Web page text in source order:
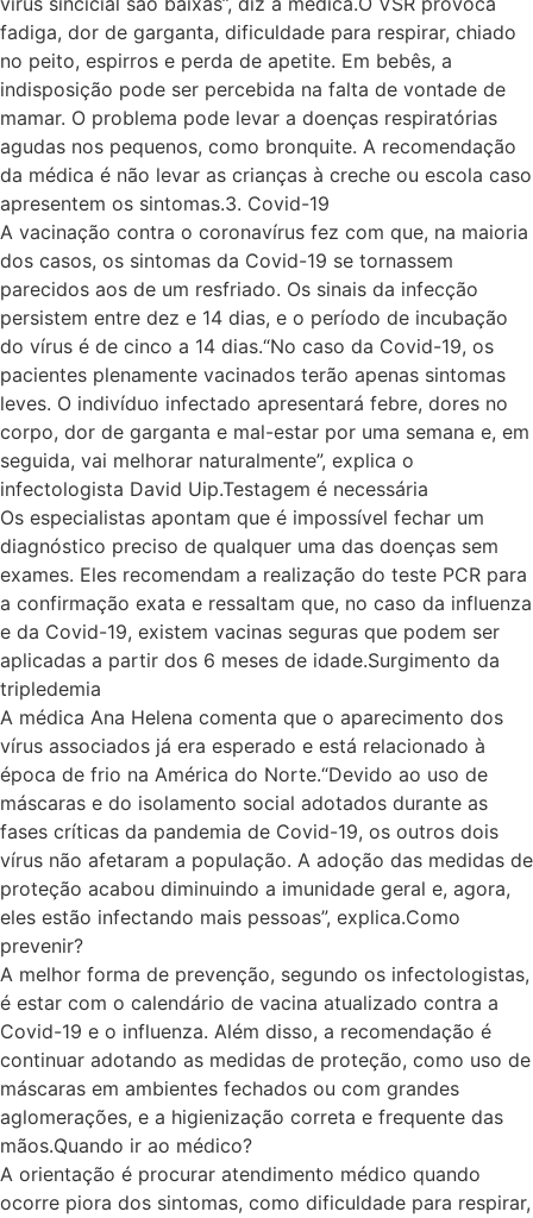
fadiga, dor de garganta, dificuldade para respirar, chiado
no peito, espirros e perda de apetite. Em bebês, a
indisposição pode ser percebida na falta de vontade de
mamar. O problema pode levar a doenças respiratórias
agudas nos pequenos, como bronquite. A recomendação
da médica é não levar as crianças à creche ou escola caso
apresentem os sintomas.3. Covid-19
A vacinação contra o coronavírus fez com que, na maioria
dos casos, os sintomas da Covid-19 se tornassem
parecidos aos de um resfriado. Os sinais da infecção
persistem entre dez e 14 dias, e o período de incubação
do vírus é de cinco a 14 dias.“No caso da Covid-19, os
pacientes plenamente vacinados terão apenas sintomas
leves. O indivíduo infectado apresentará febre, dores no
corpo, dor de garganta e mal-estar por uma semana e, em
seguida, vai melhorar naturalmente”, explica o
infectologista David Uip.Testagem é necessária
Os especialistas apontam que é impossível fechar um
diagnóstico preciso de qualquer uma das doenças sem
exames. Eles recomendam a realização do teste PCR para
a confirmação exata e ressaltam que, no caso da influenza
e da Covid-19, existem vacinas seguras que podem ser
aplicadas a partir dos 6 meses de idade.Surgimento da
tripledemia
A médica Ana Helena comenta que o aparecimento dos
vírus associados já era esperado e está relacionado à
época de frio na América do Norte.“Devido ao uso de
máscaras e do isolamento social adotados durante as
fases críticas da pandemia de Covid-19, os outros dois
vírus não afetaram a população. A adoção das medidas de
proteção acabou diminuindo a imunidade geral e, agora,
eles estão infectando mais pessoas”, explica.Como
prevenir?
A melhor forma de prevenção, segundo os infectologistas,
é estar com o calendário de vacina atualizado contra a
Covid-19 e o influenza. Além disso, a recomendação é
continuar adotando as medidas de proteção, como uso de
máscaras em ambientes fechados ou com grandes
aglomerações, e a higienização correta e frequente das
mãos.Quando ir ao médico?
A orientação é procurar atendimento médico quando
ocorre piora dos sintomas, como dificuldade para respirar,